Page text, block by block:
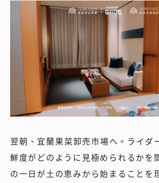
翌朝、宜蘭果菜卸売市場へ。ライダ
鮮度がどのように見極められるかを
の一日が土の恵みから始まることを